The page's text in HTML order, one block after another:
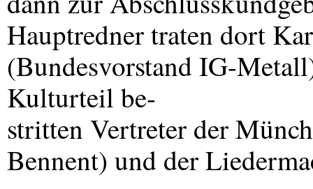
Hauptredner traten dort
(Bundesvorstand IG-
Kulturteil be-
stritten Vertreter der
Bennent) und der